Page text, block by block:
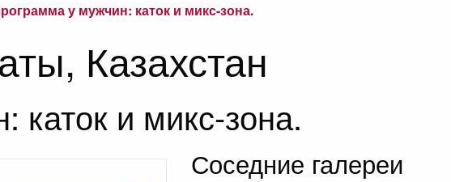
у мужчин: каток и микс-зона.
Казахстан
и микс-зона.
Соседние галереи